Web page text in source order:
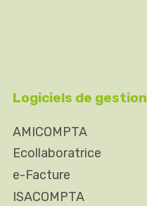
Logiciels de gestion
AMICOMPTA
Ecollaboratrice
e-Facture
ISACOMPTA